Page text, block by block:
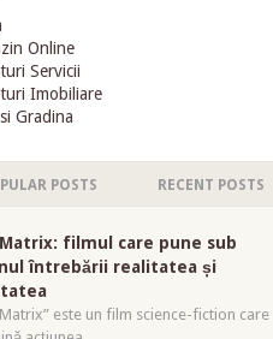
Online
Servicii
Imobiliare
Gradina
POSTS RECENT POSTS
filmul care pune sub
întrebării realitatea și
Matrix” este un film science-fiction care